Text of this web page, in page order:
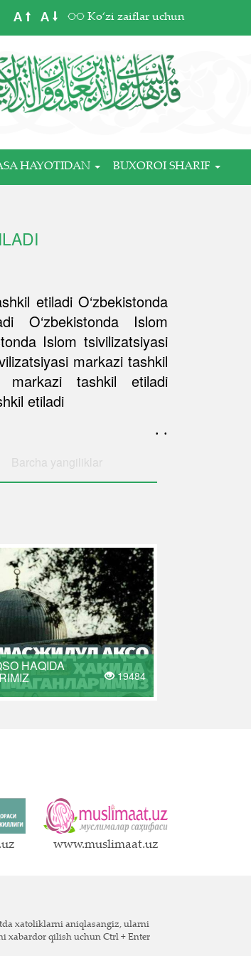
A A Ko‘zi zaiflar uchun
HAYOTIDAN BUXOROI SHARIF
etiladi O‘zbekistonda
O‘zbekistonda Islom
Islom tsivilizatsiyasi
markazi tashkil
markazi tashkil etiladi
etiladi
. .
Barcha yangiliklar
HAQIDA
19484
www.muslimaat.uz
xatoliklarni aniqlasangiz, ularni
xabardor qilish uchun Ctrl + Enter